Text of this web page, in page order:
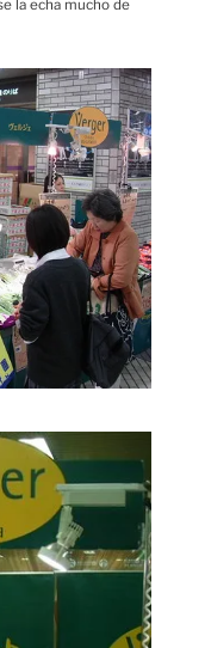
la echa mucho de